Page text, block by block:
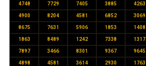
4748 7729 7405 3885 4263
4900 8204 4581 6852 3069
8675 7631 5906 1853 1408
1863 8489 1242 7338 1317
7897 3466 8301 9367 9645
4898 4581 3614 2930 1763